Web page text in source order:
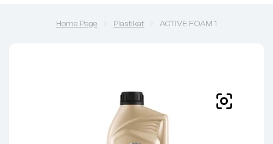
Home Page Plastikat ACTIVE FOAM 1